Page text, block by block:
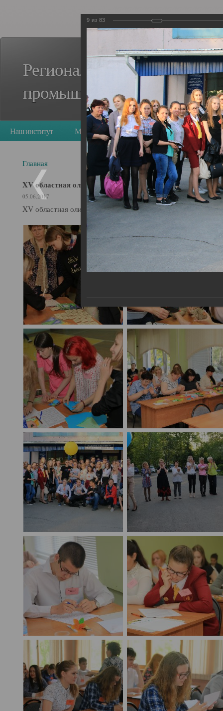
Региональный стандарт
промышленного роста в
Наш институт Мероприятия Деятельность
Главная
XV областная олимпиада - 2017
05.06.2017
XV областная олимпиада - 2017
9 из 83